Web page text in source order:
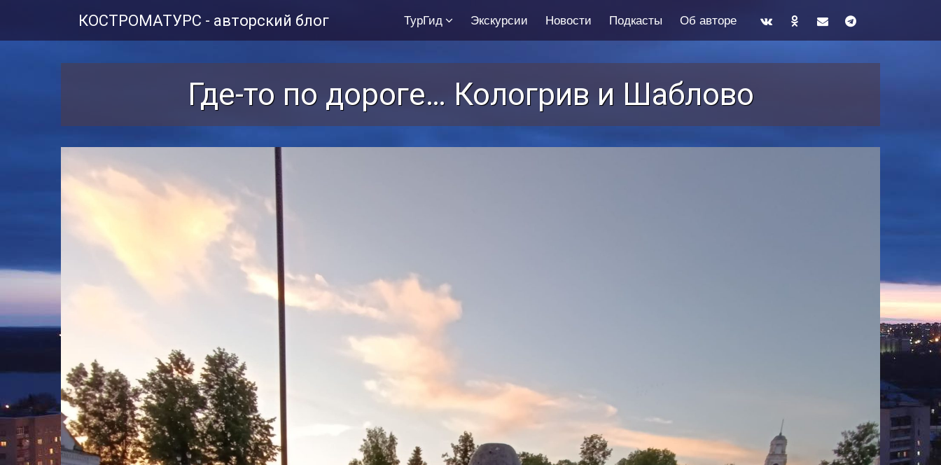
КОСТРОМАТУРС - авторский блог ТурГид Экскурсии Новости Подкасты Об авторе
Где-то по дороге… Кологрив и Шаблово